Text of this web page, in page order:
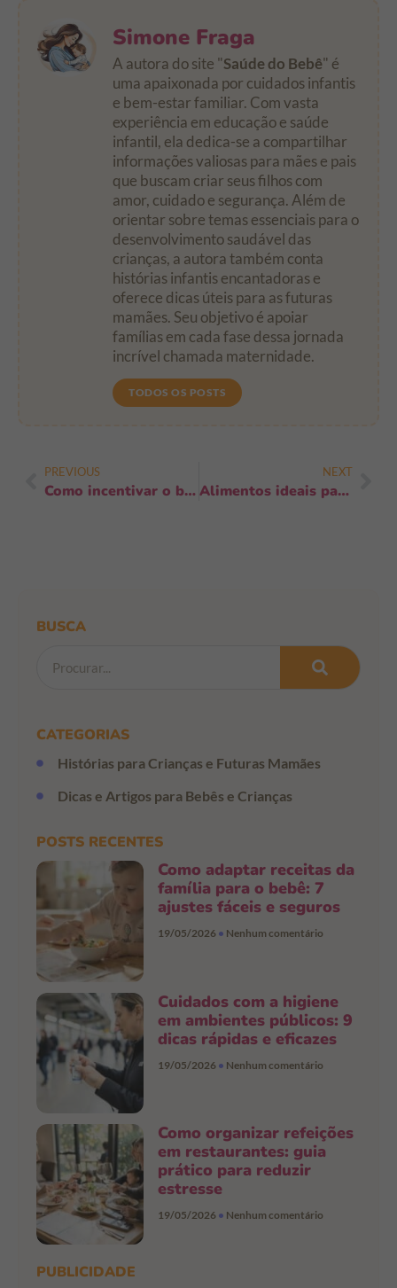
Simone Fraga
A autora do site "Saúde do Bebê" é
uma apaixonada por cuidados infantis
e bem-estar familiar. Com vasta
experiência em educação e saúde
infantil, ela dedica-se a compartilhar
informações valiosas para mães e pais
que buscam criar seus filhos com
amor, cuidado e segurança. Além de
orientar sobre temas essenciais para o
desenvolvimento saudável das
crianças, a autora também conta
histórias infantis encantadoras e
oferece dicas úteis para as futuras
mamães. Seu objetivo é apoiar
famílias em cada fase dessa jornada
incrível chamada maternidade.
TODOS OS POSTS
PREVIOUS
Como incentivar o bebê a experimentar sabores novos: 9 estratégias que funcionam
NEXT
Alimentos ideais para fortalecer o sistema digestivo: 8 aliados essenciais
BUSCA
CATEGORIAS
Histórias para Crianças e Futuras Mamães
Dicas e Artigos para Bebês e Crianças
POSTS RECENTES
Como adaptar receitas da
família para o bebê: 7
ajustes fáceis e seguros
19/05/2026 Nenhum comentário
Cuidados com a higiene
em ambientes públicos: 9
dicas rápidas e eficazes
19/05/2026 Nenhum comentário
Como organizar refeições
em restaurantes: guia
prático para reduzir
estresse
19/05/2026 Nenhum comentário
PUBLICIDADE